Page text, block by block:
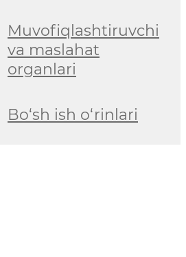
Muvofiqlashtiruvchi
va maslahat
organlari
Bo‘sh ish o‘rinlari